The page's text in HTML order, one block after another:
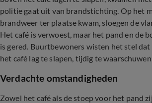
politie gaat uit van brandstichting. Op het
brandweer ter plaatse kwam, sloegen de
Het café is verwoest, maar het pand en de
is gered. Buurtbewoners wisten het stel
het café lag te slapen, tijdig te
Verdachte omstandigheden
Zowel het café als de stoep voor het pand